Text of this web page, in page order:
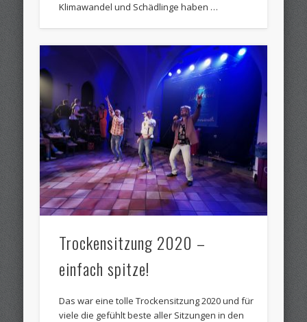
Klimawandel und Schädlinge haben …
Trockensitzung 2020 –
einfach spitze!
Das war eine tolle Trockensitzung 2020 und für
viele die gefühlt beste aller Sitzungen in den